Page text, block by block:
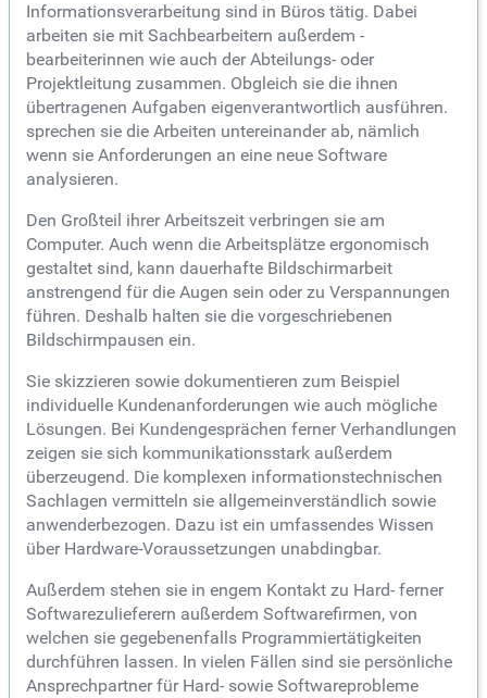
Informationsverarbeitung sind in Büros tätig. Dabei
arbeiten sie mit Sachbearbeitern außerdem -
bearbeiterinnen wie auch der Abteilungs- oder
Projektleitung zusammen. Obgleich sie die ihnen
übertragenen Aufgaben eigenverantwortlich ausführen.
sprechen sie die Arbeiten untereinander ab, nämlich
wenn sie Anforderungen an eine neue Software
analysieren.
Den Großteil ihrer Arbeitszeit verbringen sie am
Computer. Auch wenn die Arbeitsplätze ergonomisch
gestaltet sind, kann dauerhafte Bildschirmarbeit
anstrengend für die Augen sein oder zu Verspannungen
führen. Deshalb halten sie die vorgeschriebenen
Bildschirmpausen ein.
Sie skizzieren sowie dokumentieren zum Beispiel
individuelle Kundenanforderungen wie auch mögliche
Lösungen. Bei Kundengesprächen ferner Verhandlungen
zeigen sie sich kommunikationsstark außerdem
überzeugend. Die komplexen informationstechnischen
Sachlagen vermitteln sie allgemeinverständlich sowie
anwenderbezogen. Dazu ist ein umfassendes Wissen
über Hardware-Voraussetzungen unabdingbar.
Außerdem stehen sie in engem Kontakt zu Hard- ferner
Softwarezulieferern außerdem Softwarefirmen, von
welchen sie gegebenenfalls Programmiertätigkeiten
durchführen lassen. In vielen Fällen sind sie persönliche
Ansprechpartner für Hard- sowie Softwareprobleme